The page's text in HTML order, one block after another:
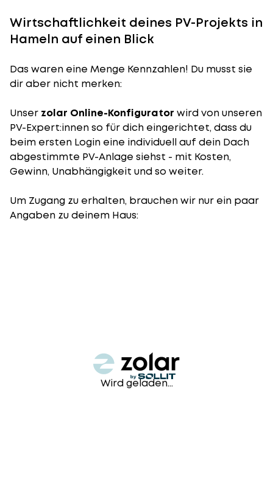
Wirtschaftlichkeit deines PV-Projekts in
Hameln auf einen Blick
Das waren eine Menge Kennzahlen! Du musst sie
dir aber nicht merken:
Unser zolar Online-Konfigurator wird von unseren
PV-Expert:innen so für dich eingerichtet, dass du
beim ersten Login eine individuell auf dein Dach
abgestimmte PV-Anlage siehst - mit Kosten,
Gewinn, Unabhängigkeit und so weiter.
Um Zugang zu erhalten, brauchen wir nur ein paar
Angaben zu deinem Haus:
Wird geladen...